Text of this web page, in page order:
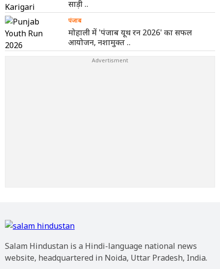
साड़ी ..
पंजाब
मोहाली में 'पंजाब यूथ रन 2026' का सफल
आयोजन, नशामुक्त ..
Salam Hindustan is a Hindi-language national news
website, headquartered in Noida, Uttar Pradesh, India.